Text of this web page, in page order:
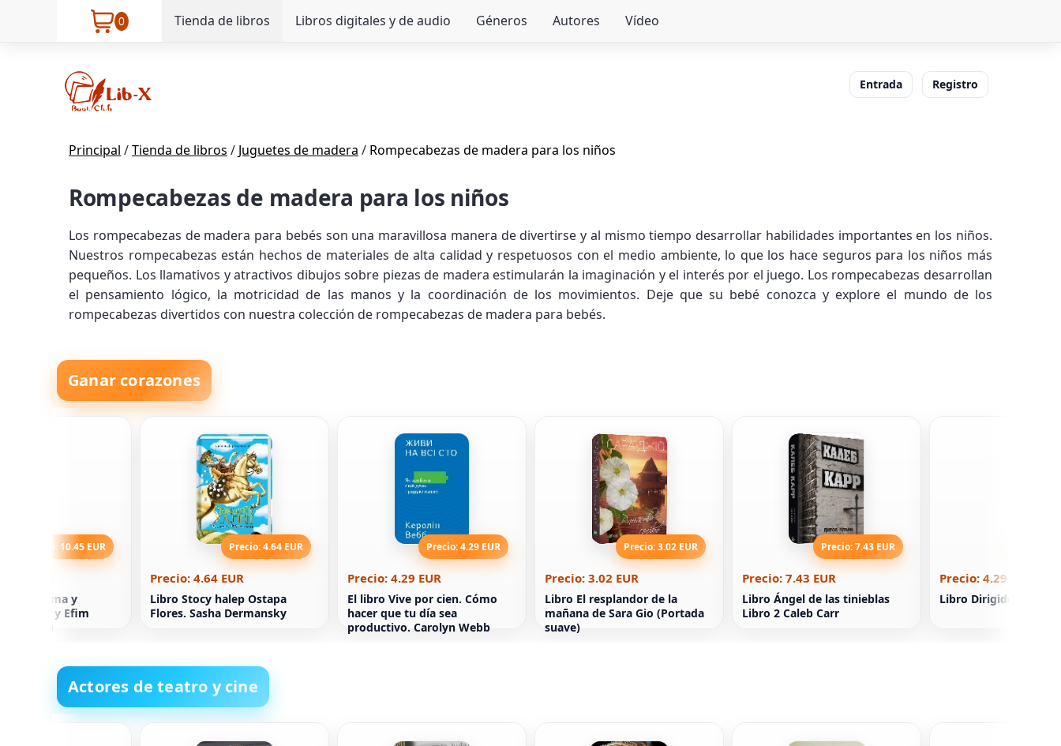
0 Tienda de libros Libros digitales y de audio Géneros Autores Vídeo
Entrada Registro
Principal /Tienda de libros / Juguetes de madera / Rompecabezas de madera para los niños
Rompecabezas de madera para los niños
Los rompecabezas de madera para bebés son una maravillosa manera de divertirse y al mismo tiempo desarrollar habilidades importantes en los niños.
Nuestros rompecabezas están hechos de materiales de alta calidad y respetuosos con el medio ambiente, lo que los hace seguros para los niños más
pequeños. Los llamativos y atractivos dibujos sobre piezas de madera estimularán la imaginación y el interés por el juego. Los rompecabezas desarrollan
el pensamiento lógico, la motricidad de las manos y la coordinación de los movimientos. Deje que su bebé conozca y explore el mundo de los
rompecabezas divertidos con nuestra colección de rompecabezas de madera para bebés.
Ganar corazones
Precio: 10.45 EUR
íntima y
Galina y Efim
Precio: 4.64 EUR
Precio: 4.64 EUR
Libro Stocy halep Ostapa
Flores. Sasha Dermansky
Precio: 4.29 EUR
Precio: 4.29 EUR
El libro Vive por cien. Cómo
hacer que tu día sea
productivo. Carolyn Webb
Precio: 3.02 EUR
Precio: 3.02 EUR
Libro El resplandor de la
mañana de Sara Gio (Portada
suave)
Precio: 7.43 EUR
Precio: 7.43 EUR
Libro Ángel de las tinieblas
Libro 2 Caleb Carr
Precio: 4.29 EUR
Libro Dirigido al
Actores de teatro y cine